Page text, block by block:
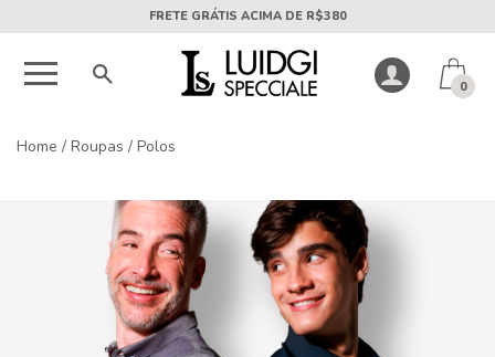
FRETE GRÁTIS ACIMA DE R$380
0
Home / Roupas / Polos